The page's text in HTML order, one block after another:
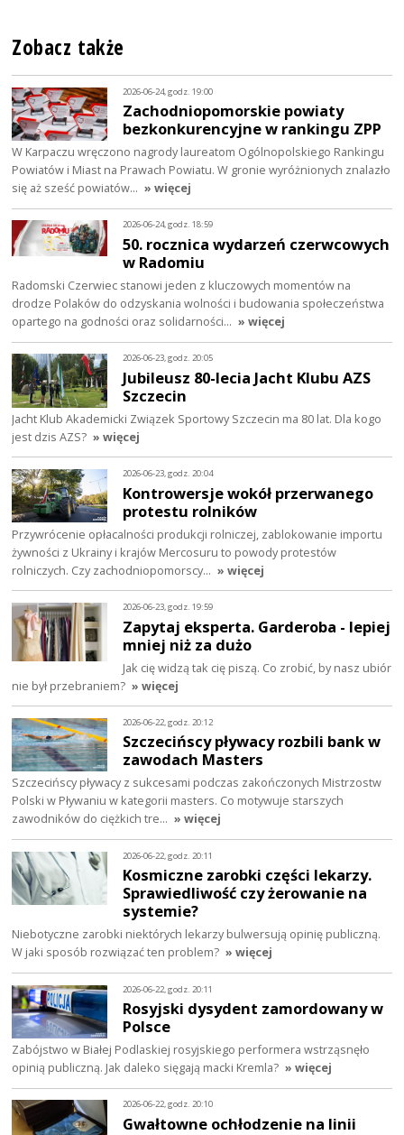
Zobacz także
2026-06-24, godz. 19:00
Zachodniopomorskie powiaty
bezkonkurencyjne w rankingu ZPP
W Karpaczu wręczono nagrody laureatom Ogólnopolskiego Rankingu
Powiatów i Miast na Prawach Powiatu. W gronie wyróżnionych znalazło
się aż sześć powiatów… » więcej
2026-06-24, godz. 18:59
50. rocznica wydarzeń czerwcowych
w Radomiu
Radomski Czerwiec stanowi jeden z kluczowych momentów na
drodze Polaków do odzyskania wolności i budowania społeczeństwa
opartego na godności oraz solidarności… » więcej
2026-06-23, godz. 20:05
Jubileusz 80-lecia Jacht Klubu AZS
Szczecin
Jacht Klub Akademicki Związek Sportowy Szczecin ma 80 lat. Dla kogo
jest dzis AZS? » więcej
2026-06-23, godz. 20:04
Kontrowersje wokół przerwanego
protestu rolników
Przywrócenie opłacalności produkcji rolniczej, zablokowanie importu
żywności z Ukrainy i krajów Mercosuru to powody protestów
rolniczych. Czy zachodniopomorscy… » więcej
2026-06-23, godz. 19:59
Zapytaj eksperta. Garderoba - lepiej
mniej niż za dużo
Jak cię widzą tak cię piszą. Co zrobić, by nasz ubiór
nie był przebraniem? » więcej
2026-06-22, godz. 20:12
Szczecińscy pływacy rozbili bank w
zawodach Masters
Szczecińscy pływacy z sukcesami podczas zakończonych Mistrzostw
Polski w Pływaniu w kategorii masters. Co motywuje starszych
zawodników do ciężkich tre… » więcej
2026-06-22, godz. 20:11
Kosmiczne zarobki części lekarzy.
Sprawiedliwość czy żerowanie na
systemie?
Niebotyczne zarobki niektórych lekarzy bulwersują opinię publiczną.
W jaki sposób rozwiązać ten problem? » więcej
2026-06-22, godz. 20:11
Rosyjski dysydent zamordowany w
Polsce
Zabójstwo w Białej Podlaskiej rosyjskiego performera wstrząsnęło
opinią publiczną. Jak daleko sięgają macki Kremla? » więcej
2026-06-22, godz. 20:10
Gwałtowne ochłodzenie na linii